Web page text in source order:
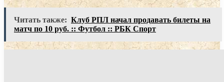
Читать также: Клуб РПЛ начал продавать билеты на
матч по 10 руб. :: Футбол :: РБК Спорт